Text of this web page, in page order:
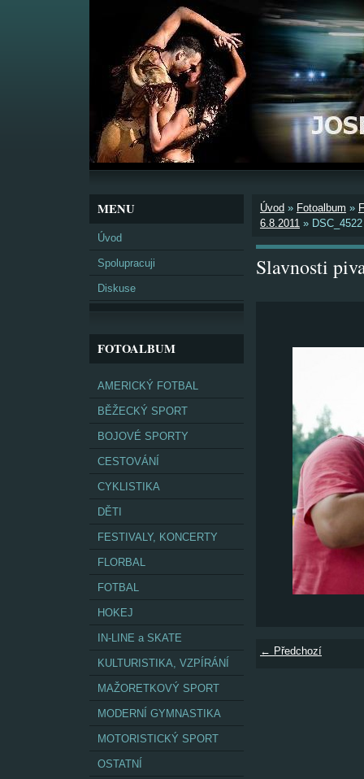
MENU
Úvod
Spolupracuji
Diskuse
FOTOALBUM
AMERICKÝ FOTBAL
BĚŽECKÝ SPORT
BOJOVÉ SPORTY
CESTOVÁNÍ
CYKLISTIKA
DĚTI
FESTIVALY, KONCERTY
FLORBAL
FOTBAL
HOKEJ
IN-LINE a SKATE
KULTURISTIKA, VZPÍRÁNÍ
MAŽORETKOVÝ SPORT
MODERNÍ GYMNASTIKA
MOTORISTICKÝ SPORT
OSTATNÍ
Úvod » Fotoalbum »
6.8.2011 » DSC_4522
Slavnosti
← Předchozí